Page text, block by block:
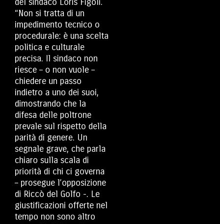
“Non si tratta di un
impedimento tecnico o
procedurale: è una scelta
politica e culturale
precisa. Il sindaco non
riesce – o non vuole –
chiedere un passo
indietro a uno dei suoi,
dimostrando che la
difesa delle poltrone
prevale sul rispetto della
parità di genere. Un
segnale grave, che parla
chiaro sulla scala di
priorità di chi ci governa
– prosegue l’opposizione
di Riccò del Golfo -. Le
giustificazioni offerte nel
tempo non sono altro